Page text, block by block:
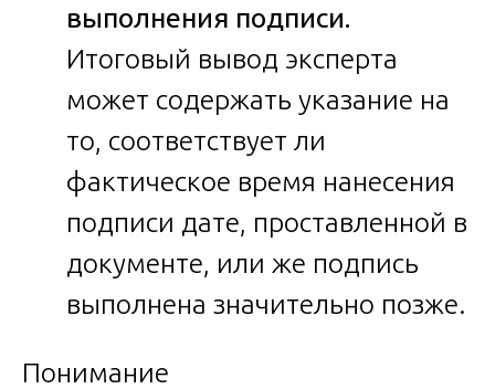
выполнения подписи.
Итоговый вывод эксперта
может содержать указание на
то, соответствует ли
фактическое время нанесения
подписи дате, проставленной в
документе, или же подпись
выполнена значительно позже.
Понимание